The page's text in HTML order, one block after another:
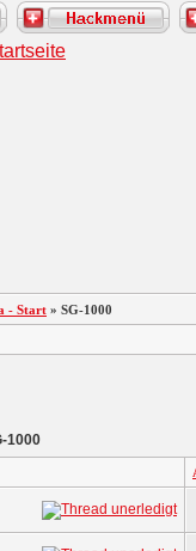
- Start » SG-1000
1000